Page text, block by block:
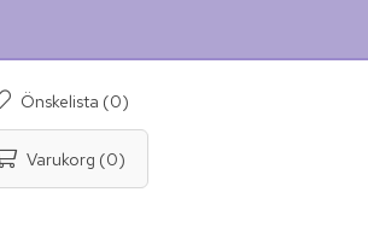
Önskelista (0)
Varukorg (0)